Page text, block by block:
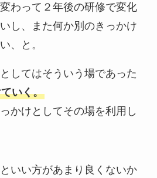
わって２年後の研修で変化
し、
また何か別のきっかけ
、と。
してはそういう場であった
いく。
かけとしてその場を利用し
いい方があまり良くないか